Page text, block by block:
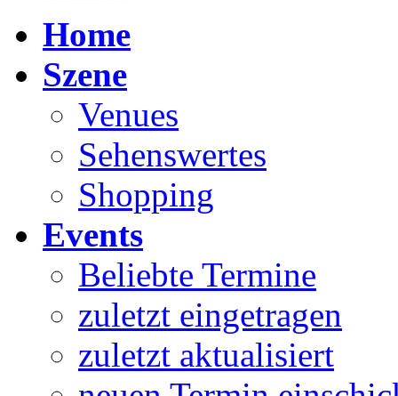
Home
Szene
Venues
Sehenswertes
Shopping
Events
Beliebte Termine
zuletzt eingetragen
zuletzt aktualisiert